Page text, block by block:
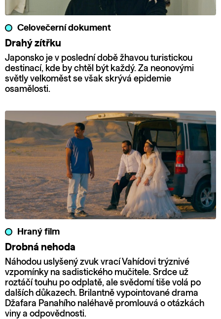
Celovečerní dokument
Drahý zítřku
Japonsko je v poslední době žhavou turistickou
destinací, kde by chtěl být každý. Za neonovými
světly velkoměst se však skrývá epidemie
osamělosti.
Hraný film
Drobná nehoda
Náhodou uslyšený zvuk vrací Vahídovi trýznivé
vzpomínky na sadistického mučitele. Srdce už
roztáčí touhu po odplatě, ale svědomí tiše volá po
dalších důkazech. Brilantně vypointované drama
Džafara Panahího naléhavě promlouvá o otázkách
viny a odpovědnosti.